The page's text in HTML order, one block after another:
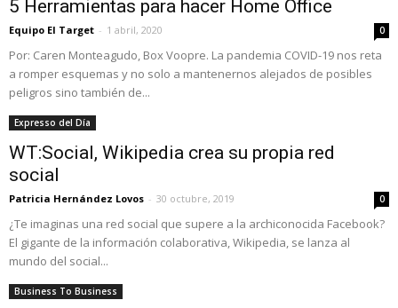
5 Herramientas para hacer Home Office
Equipo El Target - 1 abril, 2020 0
Por: Caren Monteagudo, Box Voopre. La pandemia COVID-19 nos reta
a romper esquemas y no solo a mantenernos alejados de posibles
peligros sino también de...
Expresso del Día
WT:Social, Wikipedia crea su propia red
social
Patricia Hernández Lovos - 30 octubre, 2019 0
¿Te imaginas una red social que supere a la archiconocida Facebook?
El gigante de la información colaborativa, Wikipedia, se lanza al
mundo del social...
Business To Business